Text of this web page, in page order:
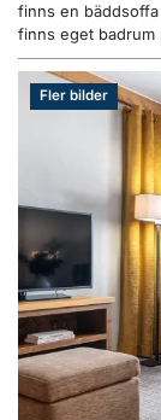
finns en
finns eget badrum
Fler bilder